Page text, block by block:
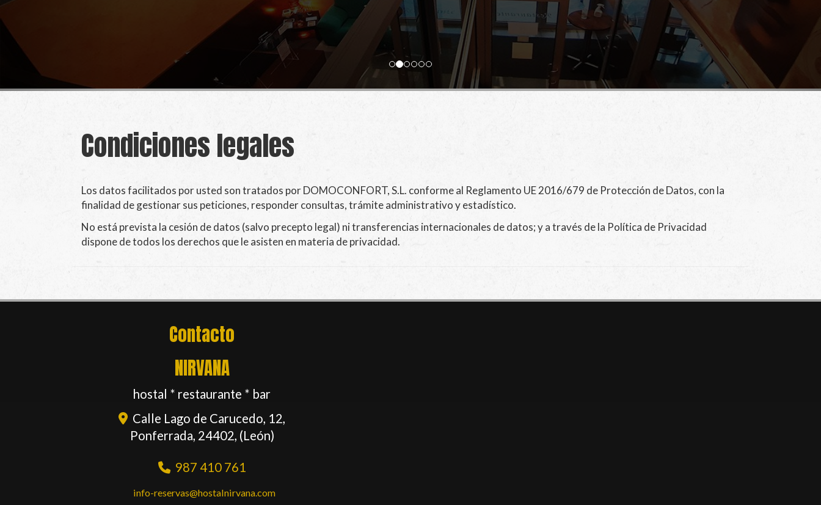
Condiciones legales
Los datos facilitados por usted son tratados porDOMOCONFORT, S.L. conforme al Reglamento UE 2016/679 de Protección de Datos, con la
finalidad de gestionar sus peticiones, responder consultas, trámite administrativo y estadístico.
No está prevista la cesión de datos (salvo precepto legal) ni transferencias internacionales de datos; y a través de la Política de Privacidad
dispone de todos los derechos que le asisten en materia de privacidad.
Contacto
NIRVANA
hostal * restaurante * bar
Calle Lago de Carucedo, 12,
Ponferrada, 24402, (León)
987 410 761
info-reservas hostalnirvana.com